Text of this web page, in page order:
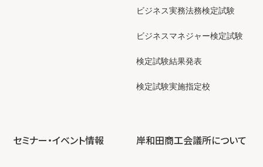
ビジネス実務法務検定試験
ビジネスマネジャー検定試験
検定試験結果発表
検定試験実施指定校
セミナー・イベント情報 岸和田商工会議所について